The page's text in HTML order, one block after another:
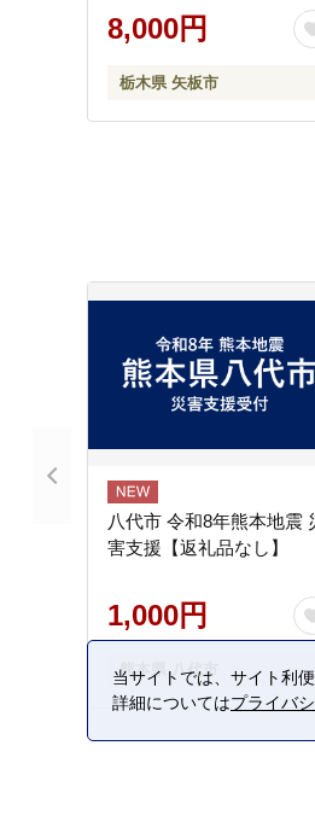
8,000円
栃木県 矢板市
八代市 令和8年熊本地震
害支援【返礼品なし】
1,000円
熊本県 八代市
当サイトでは、サイト利
詳細についてはプライバ